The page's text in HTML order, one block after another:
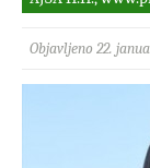
Objavljeno 22.